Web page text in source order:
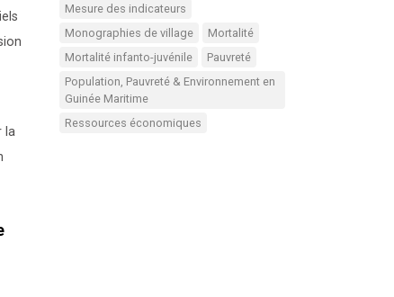
la
Mesure des indicateurs
Monographies de village
Mortalité
Mortalité infanto-juvénile
Pauvreté
Population, Pauvreté & Environnement en
Guinée Maritime
Ressources économiques